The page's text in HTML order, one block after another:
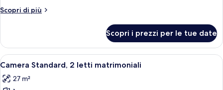
letto
Scopri di più
Altri
Standard,
letto
Scopri i prezzi per le tue date
Apri
tutte
le
Una camera d'albergo con due letti,
6
Camera Standard, 2 letti matrimoniali
27 m²